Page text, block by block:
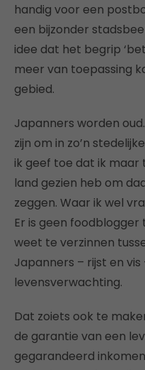
handig voor een
een bijzonder
idee dat het begrip
meer van toepassing
gebied.
Japanners worden
zijn om in zo’n
ik geef toe dat ik maar
land gezien heb om
zeggen. Waar ik wel
Er is geen
weet te verzinnen
Japanners – rijst en vis
levensverwachting.
Dat zoiets ook te
de garantie van een
gegarandeerd